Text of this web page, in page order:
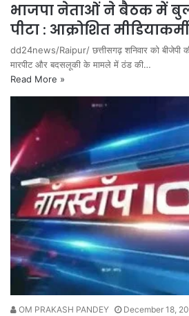
भाजपा नेताओं ने बैठक में
पीटा : आक्रोशित
dd24news/Raipur/ छत्तीसगढ़ शनिवार को बीजेपी
मारपीट और बदसलूकी के मामले में ठंड की…
Read More »
OM PRAKASH PANDEY December 18,